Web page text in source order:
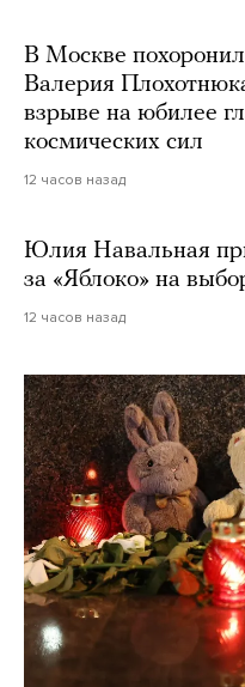
В Москве
Валерия
взрыве на юбилее
космических сил
12 часов назад
Юлия Навальная
за «Яблоко» на
12 часов назад